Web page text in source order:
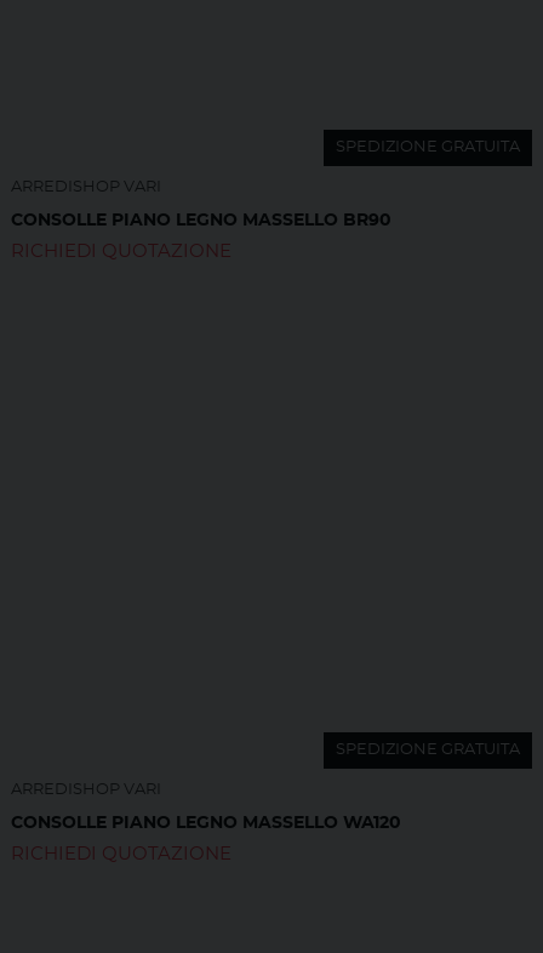
SPEDIZIONE GRATUITA
ARREDISHOP VARI
CONSOLLE PIANO LEGNO MASSELLO BR90
RICHIEDI QUOTAZIONE
SPEDIZIONE GRATUITA
ARREDISHOP VARI
CONSOLLE PIANO LEGNO MASSELLO WA120
RICHIEDI QUOTAZIONE